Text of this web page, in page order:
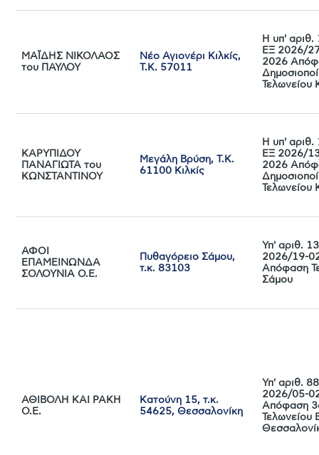
ΜΑΪΔΗΣ ΝΙΚΟΛΑΟΣ
του ΠΑΥΛΟΥ
Νέο Αγιονέρι Κιλκίς,
Τ.Κ. 57011
Η υπ'
ΕΞ 2026/
2026
Τελωνείου
ΚΑΡΥΠΙΔΟΥ
ΠΑΝΑΓΙΩΤΑ του
ΚΩΝΣΤΑΝΤΙΝΟΥ
Μεγάλη Βρύση, Τ.Κ.
61100 Κιλκίς
Η υπ'
ΕΞ 2026/
2026
Τελωνείου
ΑΦΟΙ
ΕΠΑΜΕΙΝΩΝΔΑ
ΣΟΛΟΥΝΙΑ Ο.Ε.
Πυθαγόρειο Σάμου,
τ.κ. 83103
Υπ' αριθ.
2026/19-
Απόφαση
Σάμου
ΑΘΙΒΟΛΗ ΚΑΙ ΡΑΚΗ
Ο.Ε.
Κατούνη 15, τ.κ.
54625, Θεσσαλονίκη
Υπ' αριθ.
2026/05-
Απόφαση
Τελωνείου